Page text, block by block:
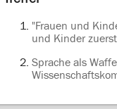
"Frauen und
und Kinder zuerst
Sprache als Waffe